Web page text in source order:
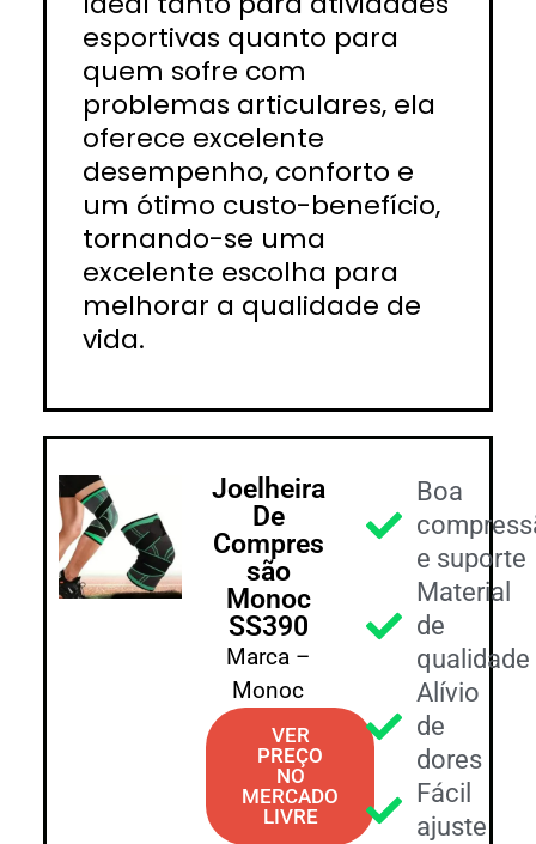
esportivas quanto para
quem sofre com
problemas articulares, ela
oferece excelente
desempenho, conforto e
um ótimo custo-benefício,
tornando-se uma
excelente escolha para
melhorar a qualidade de
vida.
Joelheira
De
Compres
são
Monoc
SS390
Marca –
Monoc
VER
PREÇO
NO
MERCADO
LIVRE
Boa
e suporte
Material
de
qualidade
Alívio
de
dores
Fácil
ajuste